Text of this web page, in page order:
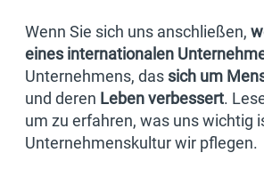
Wenn Sie sich uns anschließen,
eines internationalen
Unternehmens, das sich um
und deren Leben verbessert.
um zu erfahren, was uns wichtig
Unternehmenskultur wir pflegen.